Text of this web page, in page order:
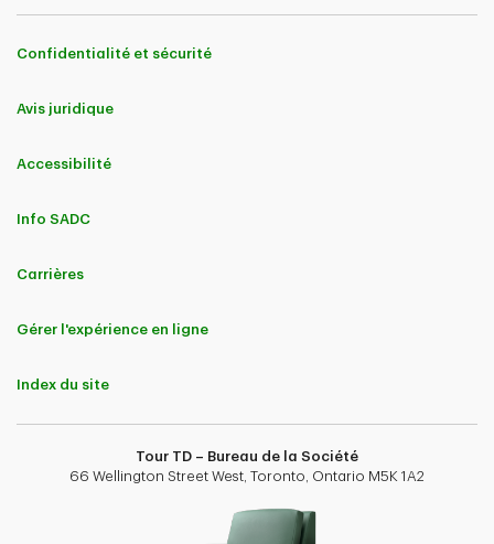
Confidentialité et sécurité
Avis juridique
Accessibilité
Info SADC
Carrières
Gérer l'expérience en ligne
Index du site
Tour TD – Bureau de la Société
66 Wellington Street West, Toronto, Ontario M5K 1A2